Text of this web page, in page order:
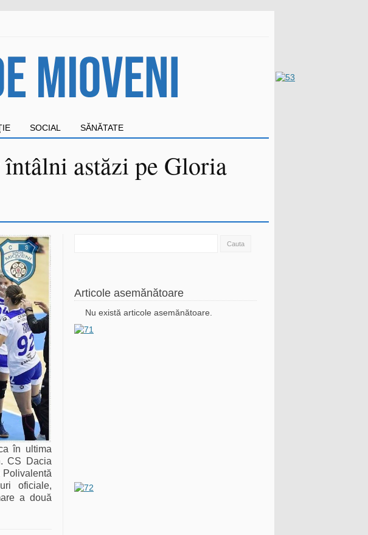
SOCIAL SĂNĂTATE
astăzi pe Gloria
în ultima
CS Dacia
Polivalentă
oficiale,
a două
Articole asemănătoare
Nu există articole asemănătoare.